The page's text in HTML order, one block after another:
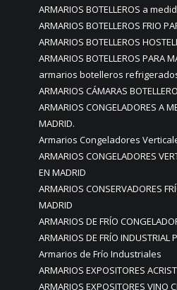
ARMARIOS BOTELLEROS a
ARMARIOS BOTELLEROS FRIO
ARMARIOS BOTELLEROS
ARMARIOS BOTELLEROS PARA
armarios botelleros
ARMARIOS CÁMARAS
ARMARIOS CONGELADORES A
MADRID.
Armarios Congeladores
ARMARIOS CONGELADORES
EN MADRID
ARMARIOS CONSERVADORES
MADRID
ARMARIOS DE FRÍO
ARMARIOS DE FRÍO INDUSTRIAL
Armarios de Frío Industriales
ARMARIOS EXPOSITORES
ARMARIOS EXPOSITORES VINO